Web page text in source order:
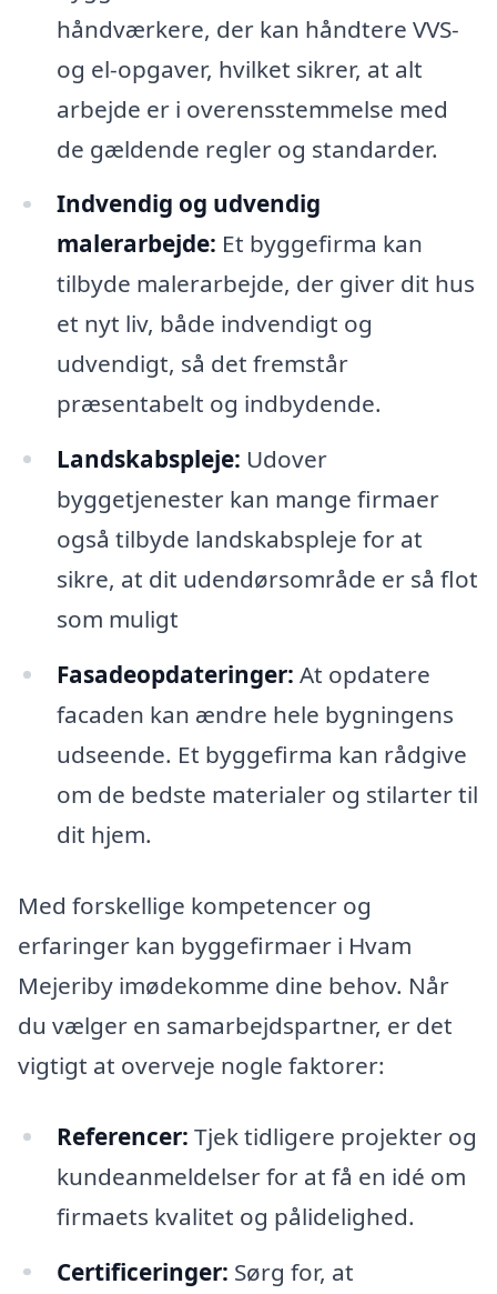
håndværkere, der kan håndtere VVS-
og el-opgaver, hvilket sikrer, at alt
arbejde er i overensstemmelse med
de gældende regler og standarder.
Indvendig og udvendig
malerarbejde: Et byggefirma kan
tilbyde malerarbejde, der giver dit hus
et nyt liv, både indvendigt og
udvendigt, så det fremstår
præsentabelt og indbydende.
Landskabspleje: Udover
byggetjenester kan mange firmaer
også tilbyde landskabspleje for at
sikre, at dit udendørsområde er så flot
som muligt
Fasadeopdateringer: At opdatere
facaden kan ændre hele bygningens
udseende. Et byggefirma kan rådgive
om de bedste materialer og stilarter til
dit hjem.
Med forskellige kompetencer og
erfaringer kan byggefirmaer i Hvam
Mejeriby imødekomme dine behov. Når
du vælger en samarbejdspartner, er det
vigtigt at overveje nogle faktorer:
Referencer: Tjek tidligere projekter og
kundeanmeldelser for at få en idé om
firmaets kvalitet og pålidelighed.
Certificeringer: Sørg for, at